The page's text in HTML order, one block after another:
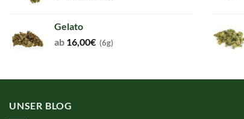
Gelato
ab 16,00€ (6g)
UNSER BLOG